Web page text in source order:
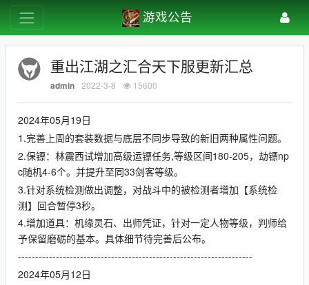
游戏公告
重出江湖之汇合天下服更新汇总
admin 2022-3-8 15600
2024年05月19日
1.完善上周的套装数据与底层不同步导致的新旧两种属性问题。
2.保镖：林震西试增加高级运镖任务,等级区间180-205，劫镖np
c随机4-6个。并提升至同33剑客等级。
3.针对系统检测做出调整，对战斗中的被检测者增加【系统检
测】回合暂停3秒。
4.增加道具：机缘灵石、出师凭证，针对一定人物等级，判师给
予保留磨砺的基本。具体细节待完善后公布。
--------------------------------------------------------------------
2024年05月12日